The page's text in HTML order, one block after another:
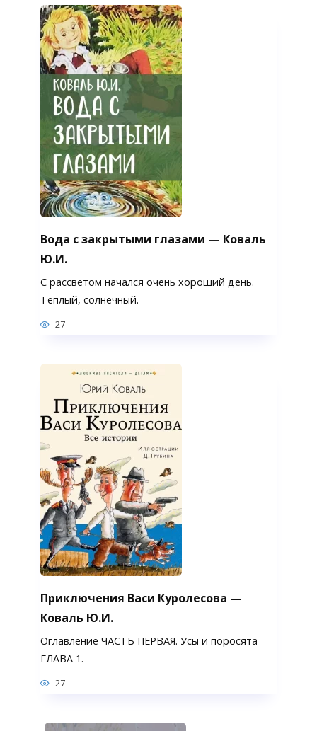
Вода с закрытыми глазами — Коваль
Ю.И.
С рассветом начался очень хороший день.
Тёплый, солнечный.
27
Приключения Васи Куролесова —
Коваль Ю.И.
Оглавление ЧАСТЬ ПЕРВАЯ. Усы и поросята
ГЛАВА 1.
27